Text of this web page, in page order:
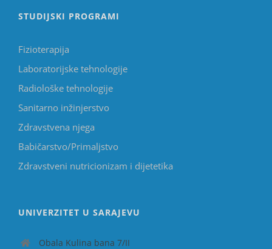
STUDIJSKI PROGRAMI
Fizioterapija
Laboratorijske tehnologije
Radiološke tehnologije
Sanitarno inžinjerstvo
Zdravstvena njega
Babičarstvo/Primaljstvo
Zdravstveni nutricionizam i dijetetika
UNIVERZITET U SARAJEVU
Obala Kulina bana 7/II